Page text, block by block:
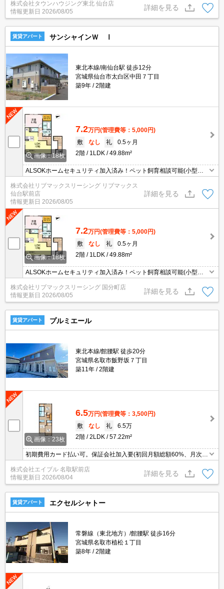
株式会社タウンハウジング東北 仙台店
情報更新日 2026/08/05
詳細を見る
賃貸アパート サンシャインＷ Ⅰ
東北本線/南仙台駅 徒歩12分
宮城県仙台市太白区中田７丁目
築9年
2階建
画像：18枚
7.2万円(管理費等：5,000円)
敷
なし 礼
0.5ヶ月
2階
1LDK 49.88m²
ALSOKホームセキュリティ加入済み！ペット飼育相談可能(小型犬
のみ２匹まで)可愛いペットと一緒に楽しく暮らせます。インターネ
ットも無料です♪ 東北本線「南仙台駅」徒歩12分、敷地内駐車場も
同時契約可能。コンビニ、スーパーも近くお買物も便利！
株式会社リブマックスリーシング リブマックス
仙台駅前店
情報更新日 2026/08/05
詳細を見る
画像：18枚
7.2万円(管理費等：5,000円)
敷
なし 礼
0.5ヶ月
2階
1LDK 49.88m²
ALSOKホームセキュリティ加入済み！ペット飼育相談可能(小型犬
のみ２匹まで)可愛いペットと一緒に楽しく暮らせます。インターネ
ットも無料です♪ 東北本線「南仙台駅」徒歩12分、敷地内駐車場も
同時契約可能。コンビニ、スーパーも近くお買物も便利！
株式会社リブマックスリーシング 国分町店
情報更新日 2026/08/05
詳細を見る
賃貸アパート プルミエール
東北本線/館腰駅 徒歩20分
宮城県名取市飯野坂７丁目
築11年
2階建
画像：23枚
6.5万円(管理費等：3,500円)
敷
なし 礼
6.5万
2階
2LDK 57.22m²
初期費用カード払い可。保証会社加入要(初回月額総額60%、月次月
額総額1%)。
株式会社エイブル 名取駅前店
情報更新日 2026/08/04
詳細を見る
賃貸アパート エクセルシャトー
常磐線（東北地方）/館腰駅 徒歩16分
宮城県名取市植松１丁目
築8年
2階建